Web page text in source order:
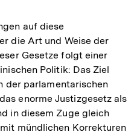
auf diese
die Art und Weise der
Gesetze folgt einer
Politik: Das Ziel
der parlamentarischen
enorme Justizgesetz als
in diesem Zuge gleich
mündlichen Korrekturen